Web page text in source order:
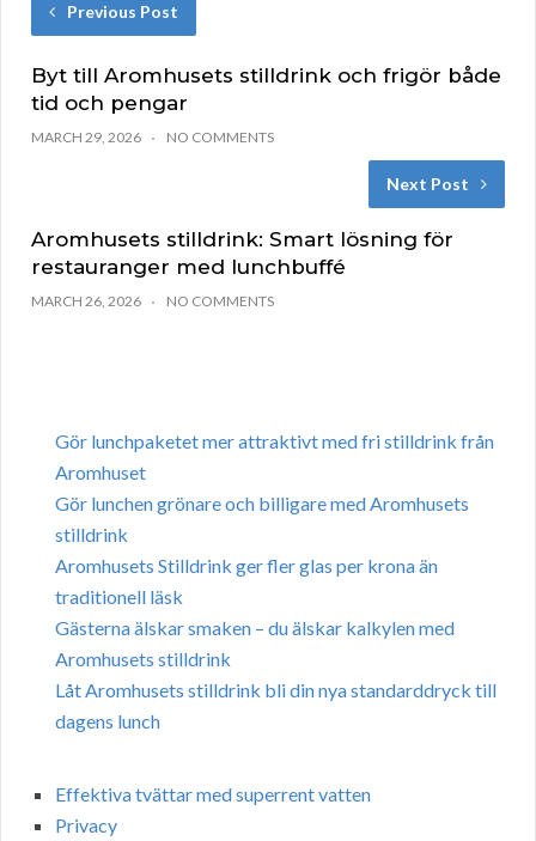
Previous Post
Byt till Aromhusets stilldrink och frigör både
tid och pengar
MARCH 29, 2026 NO COMMENTS
Next Post
Aromhusets stilldrink: Smart lösning för
restauranger med lunchbuffé
MARCH 26, 2026 NO COMMENTS
Gör lunchpaketet mer attraktivt med fri stilldrink från
Aromhuset
Gör lunchen grönare och billigare med Aromhusets
stilldrink
Aromhusets Stilldrink ger fler glas per krona än
traditionell läsk
Gästerna älskar smaken – du älskar kalkylen med
Aromhusets stilldrink
Låt Aromhusets stilldrink bli din nya standarddryck till
dagens lunch
Effektiva tvättar med superrent vatten
Privacy